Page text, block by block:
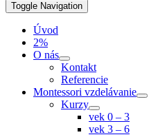
Toggle Navigation
Úvod
2%
O nás
Kontakt
Referencie
Montessori vzdelávanie
Kurzy
vek 0 – 3
vek 3 – 6